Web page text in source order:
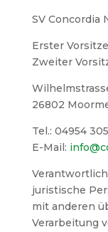
SV Concordia
Erster
Zweiter
26802
Tel.: 04954
E-Mail:
juristische
mit anderen
Verarbeitung